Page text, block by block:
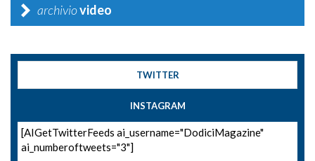
archiviovideo
TWITTER
INSTAGRAM
[AIGetTwitterFeeds ai_username="DodiciMagazine"
ai_numberoftweets="3"]